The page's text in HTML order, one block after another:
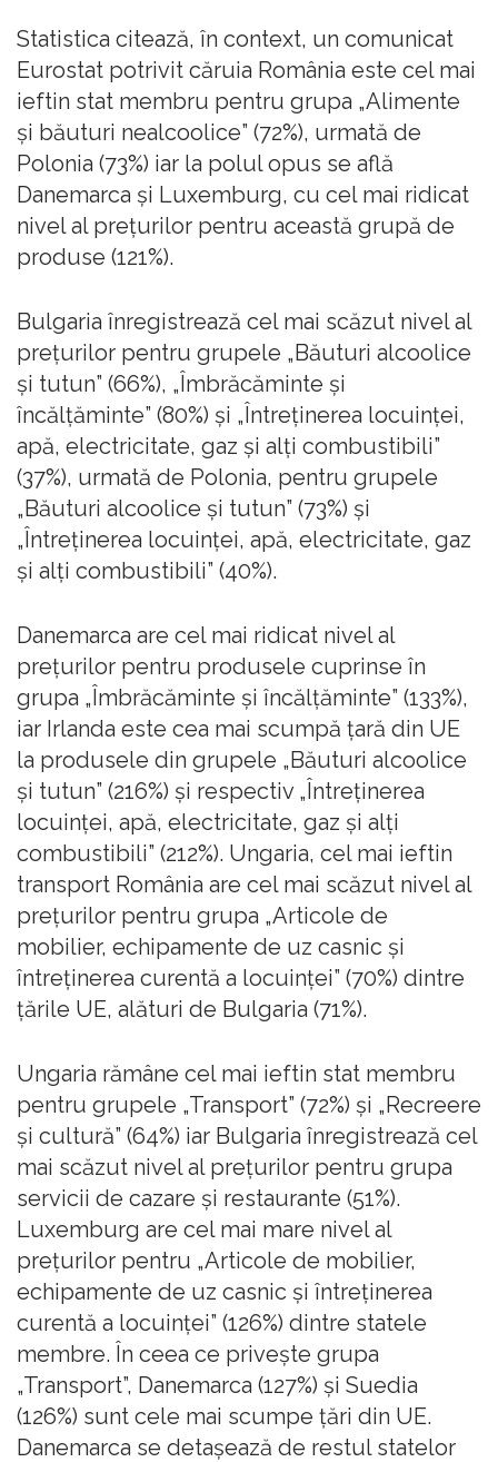
Statistica citează, în context, un comunicat
Eurostat potrivit căruia România este cel mai
ieftin stat membru pentru grupa „Alimente
şi băuturi nealcoolice” (72%), urmată de
Polonia (73%) iar la polul opus se află
Danemarca şi Luxemburg, cu cel mai ridicat
nivel al preţurilor pentru această grupă de
produse (121%).
Bulgaria înregistrează cel mai scăzut nivel al
preţurilor pentru grupele „Băuturi alcoolice
şi tutun” (66%), „Îmbrăcăminte şi
încălţăminte” (80%) şi „Întreţinerea locuinţei,
apă, electricitate, gaz şi alţi combustibili”
(37%), urmată de Polonia, pentru grupele
„Băuturi alcoolice şi tutun” (73%) şi
„Întreţinerea locuinţei, apă, electricitate, gaz
şi alţi combustibili” (40%).
Danemarca are cel mai ridicat nivel al
preţurilor pentru produsele cuprinse în
grupa „Îmbrăcăminte şi încălţăminte” (133%),
iar Irlanda este cea mai scumpă ţară din UE
la produsele din grupele „Băuturi alcoolice
şi tutun” (216%) şi respectiv „Întreţinerea
locuinţei, apă, electricitate, gaz şi alţi
combustibili” (212%). Ungaria, cel mai ieftin
transport România are cel mai scăzut nivel al
preţurilor pentru grupa „Articole de
mobilier, echipamente de uz casnic şi
întreţinerea curentă a locuinţei” (70%) dintre
ţările UE, alături de Bulgaria (71%).
Ungaria rămâne cel mai ieftin stat membru
pentru grupele „Transport” (72%) şi „Recreere
şi cultură” (64%) iar Bulgaria înregistrează cel
mai scăzut nivel al preţurilor pentru grupa
servicii de cazare şi restaurante (51%).
Luxemburg are cel mai mare nivel al
preţurilor pentru „Articole de mobilier,
echipamente de uz casnic şi întreţinerea
curentă a locuinţei” (126%) dintre statele
membre. În ceea ce priveşte grupa
„Transport”, Danemarca (127%) şi Suedia
(126%) sunt cele mai scumpe ţări din UE.
Danemarca se detaşează de restul statelor